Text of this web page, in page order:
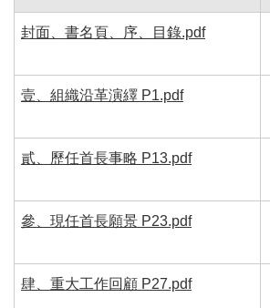
封面、書名頁、序、目錄.pdf
壹、組織沿革演繹 P1.pdf
貳、歷任首長事略 P13.pdf
參、現任首長願景 P23.pdf
肆、重大工作回顧 P27.pdf